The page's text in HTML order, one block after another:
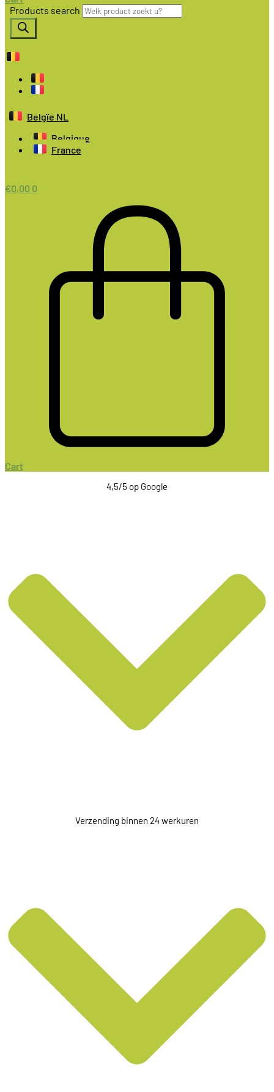
Products search
Belgïe NL
Belgique
France
€0,00 0
Cart
4,5/5 op Google
Verzending binnen 24 werkuren